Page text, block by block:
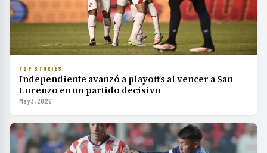
TOP STORIES
Independiente avanzó a playoffs al vencer a San
Lorenzo en un partido decisivo
May 3, 2026